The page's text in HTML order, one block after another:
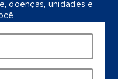
doenças, unidades e